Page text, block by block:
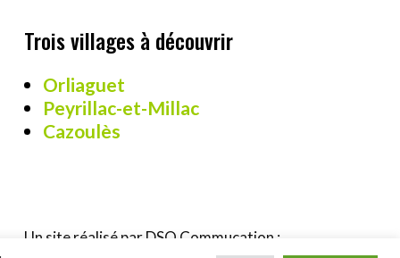
Trois villages à découvrir
Orliaguet
Peyrillac-et-Millac
Cazoulès
Un site réalisé par DSO Commucation :